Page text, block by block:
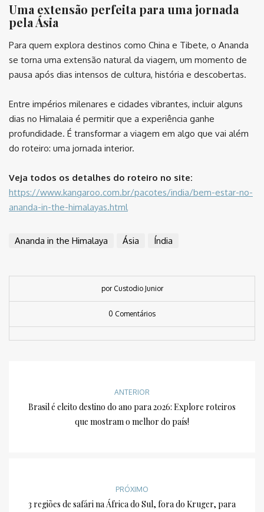
Uma extensão perfeita para uma jornada
pela Ásia
Para quem explora destinos como China e Tibete, o Ananda
se torna uma extensão natural da viagem, um momento de
pausa após dias intensos de cultura, história e descobertas.
Entre impérios milenares e cidades vibrantes, incluir alguns
dias no Himalaia é permitir que a experiência ganhe
profundidade. É transformar a viagem em algo que vai além
do roteiro: uma jornada interior.
Veja todos os detalhes do roteiro no site:
https://www.kangaroo.com.br/pacotes/india/bem-estar-no-
ananda-in-the-himalayas.html
Ananda in the Himalaya Ásia Índia
por Custodio Junior
0 Comentários
ANTERIOR
Brasil é eleito destino do ano para 2026: Explore roteiros
que mostram o melhor do país!
PRÓXIMO
3 regiões de safári na África do Sul, fora do Kruger, para